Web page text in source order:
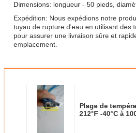
Dimensions: longueur - 50 pieds,
Expédition: Nous expédions notre
tuyau de rupture d'eau en utilisant des
pour assurer une livraison sûre et
emplacement.
Plage de
212°F -40°C à